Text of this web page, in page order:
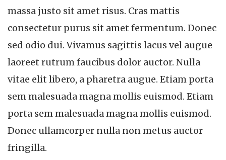
massa justo sit amet risus. Cras mattis
consectetur purus sit amet fermentum. Donec
sed odio dui. Vivamus sagittis lacus vel augue
laoreet rutrum faucibus dolor auctor. Nulla
vitae elit libero, a pharetra augue. Etiam porta
sem malesuada magna mollis euismod. Etiam
porta sem malesuada magna mollis euismod.
Donec ullamcorper nulla non metus auctor
fringilla.